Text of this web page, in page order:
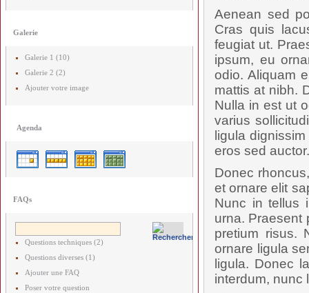
Galerie
Galerie 1 (10)
Galerie 2 (2)
Ajouter votre image
Agenda
FAQs
Questions techniques (2)
Questions diverses (1)
Ajouter une FAQ
Poser votre question
Aenean sed
Cras quis
feugiat ut.
ipsum, eu
odio. Aliquam
mattis at nibh.
Nulla in est ut
varius
ligula
eros sed auctor.
Donec
et ornare elit
Nunc in tellus
urna. Praesent
pretium risus.
ornare ligula
ligula. Donec
interdum, nunc